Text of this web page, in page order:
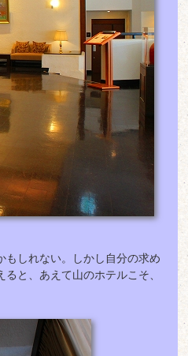
もしれない。しかし自分の求め
と、あえて山のホテルこそ、